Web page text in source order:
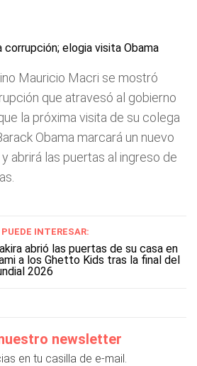
Mauricio Macri se mostró
que atravesó al gobierno
la próxima visita de su colega
Obama marcará un nuevo
abrirá las puertas al ingreso de
INTERESAR:
abrió las puertas de su casa en
a los Ghetto Kids tras la final del
2026
newsletter
en tu casilla de e-mail.